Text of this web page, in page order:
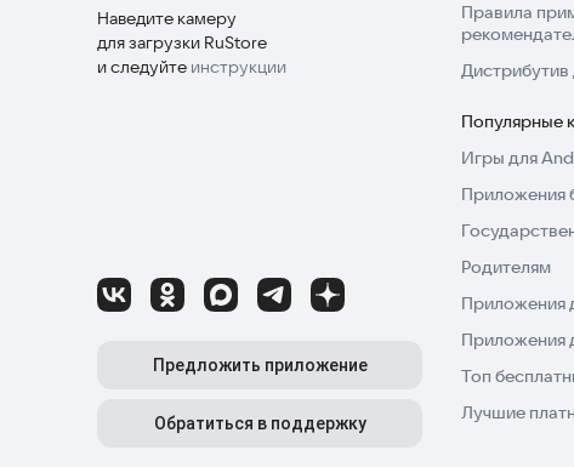
Наведите камеру
для загрузки RuStore
и следуйте инструкции
Предложить приложение
Обратиться в поддержку
Правила
Популярные
Игры для
Приложения
Родителям
Приложения
Приложения
Топ
Лучшие